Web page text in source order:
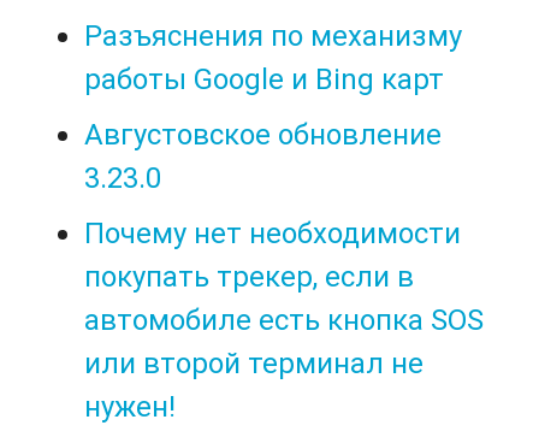
Разъяснения по механизму
работы Google и Bing карт
Августовское обновление
3.23.0
Почему нет необходимости
покупать трекер, если в
автомобиле есть кнопка SOS
или второй терминал не
нужен!